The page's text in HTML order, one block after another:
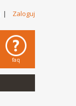
| Zaloguj
faq